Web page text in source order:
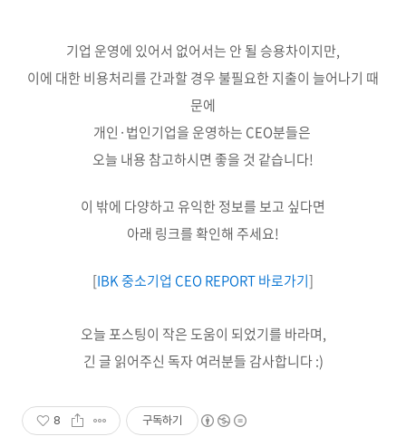
기업 운영에 있어서 없어서는 안 될 승용차이지만,
이에 대한 비용처리를 간과할 경우 불필요한 지출이 늘어나기 때
문에
개인·법인기업을 운영하는 CEO분들은
오늘 내용 참고하시면 좋을 것 같습니다!
이 밖에 다양하고 유익한 정보를 보고 싶다면
아래 링크를 확인해 주세요!
[IBK 중소기업 CEO REPORT 바로가기]
오늘 포스팅이 작은 도움이 되었기를 바라며,
긴 글 읽어주신 독자 여러분들 감사합니다 :)
8 구독하기